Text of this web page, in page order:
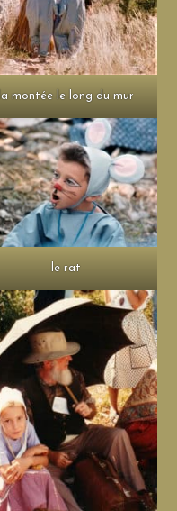
la montée le long du mur
le rat